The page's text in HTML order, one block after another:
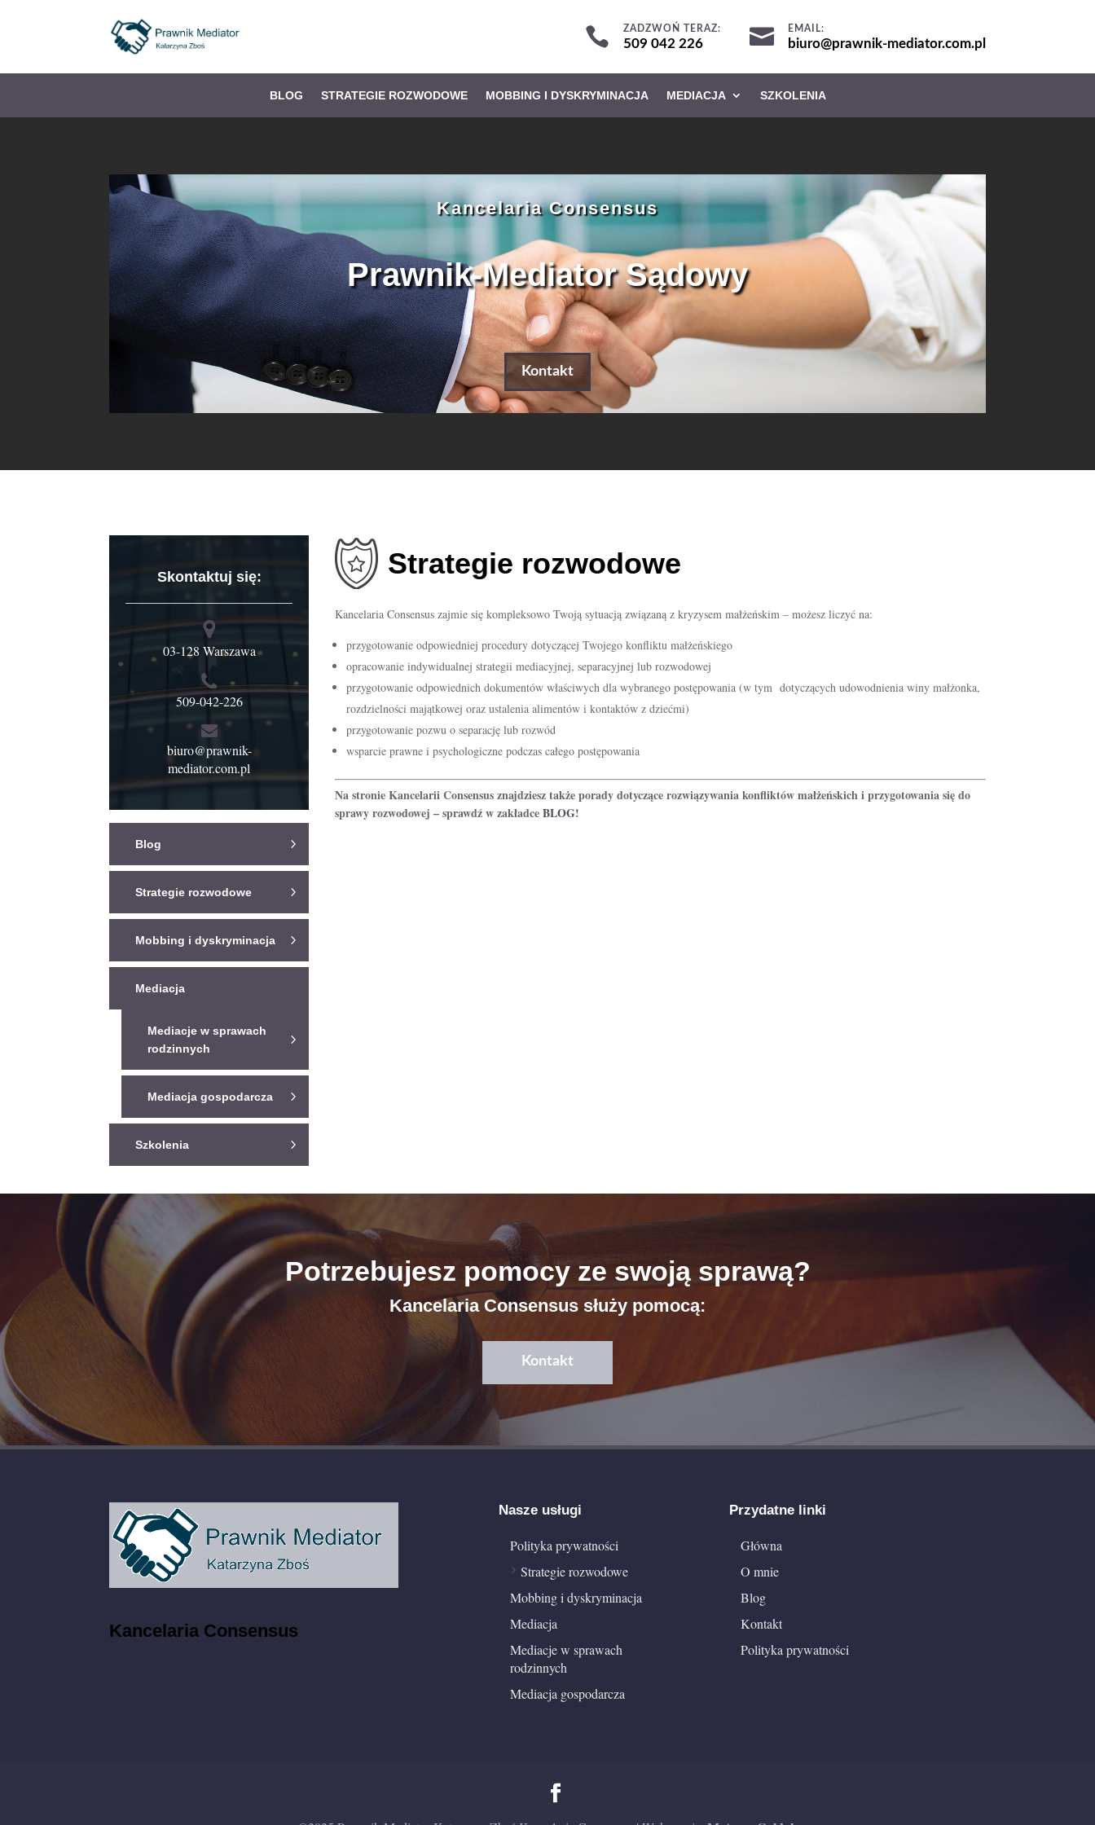
 ZADZWOŃ TERAZ:
509 042 226  EMAIL:
biuro@prawnik-mediator.com.pl
BLOG STRATEGIE ROZWODOWE MOBBING I DYSKRYMINACJA MEDIACJA SZKOLENIA
Kancelaria Consensus
Prawnik-Mediator Sądowy
Kontakt
Skontaktuj się:
03-128 Warszawa
509-042-226
biuro@prawnik-
mediator.com.pl
Blog
Strategie rozwodowe
Mobbing i dyskryminacja
Mediacja
Mediacje w sprawach
rodzinnych
Mediacja gospodarcza
Szkolenia
Strategie rozwodowe
Kancelaria Consensus zajmie się kompleksowo Twoją sytuacją związaną z kryzysem małżeńskim – możesz liczyć na:
przygotowanie odpowiedniej procedury dotyczącej Twojego konfliktu małżeńskiego
opracowanie indywidualnej strategii mediacyjnej, separacyjnej lub rozwodowej
przygotowanie odpowiednich dokumentów właściwych dla wybranego postępowania (w tym dotyczących udowodnienia winy małżonka,
rozdzielności majątkowej oraz ustalenia alimentów i kontaktów z dziećmi)
przygotowanie pozwu o separację lub rozwód
wsparcie prawne i psychologiczne podczas całego postępowania
Na stronie Kancelarii Consensus znajdziesz także porady dotyczące rozwiązywania konfliktów małżeńskich i przygotowania się do
sprawy rozwodowej – sprawdź w zakładceBLOG!
Potrzebujesz pomocy ze swoją sprawą?
Kancelaria Consensus służy pomocą:
Kontakt
Kancelaria Consensus
Nasze usługi
Polityka prywatności
Strategie rozwodowe
Mobbing i dyskryminacja
Mediacja
Mediacje w sprawach
rodzinnych
Mediacja gospodarcza
Przydatne linki
Główna
O mnie
Blog
Kontakt
Polityka prywatności